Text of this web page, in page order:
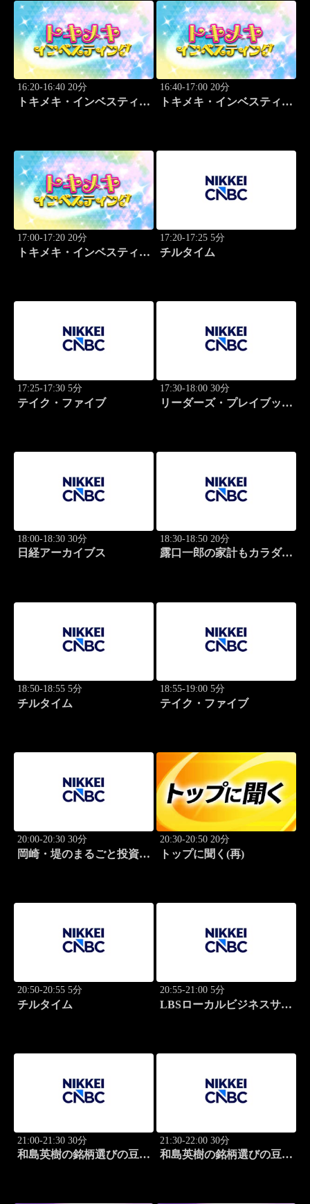
16:20-16:40 20分
トキメキ・インベスティン
16:40-17:00 20分
トキメキ・インベスティン
17:00-17:20 20分
トキメキ・インベスティン
17:20-17:25 5分
チルタイム
17:25-17:30 5分
テイク・ファイブ
17:30-18:00 30分
リーダーズ・プレイブック
18:00-18:30 30分
日経アーカイブス
18:30-18:50 20分
露口一郎の家計もカラダも
18:50-18:55 5分
チルタイム
18:55-19:00 5分
テイク・ファイブ
20:00-20:30 30分
岡崎・堤のまるごと投資道
20:30-20:50 20分
トップに聞く(再)
20:50-20:55 5分
チルタイム
20:55-21:00 5分
LBSローカルビジネスサテ
21:00-21:30 30分
和島英樹の銘柄選びの豆知
21:30-22:00 30分
和島英樹の銘柄選びの豆知